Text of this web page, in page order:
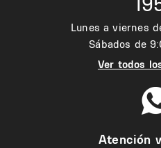
Lunes a viernes
Sábados de
Ver todos
Atención